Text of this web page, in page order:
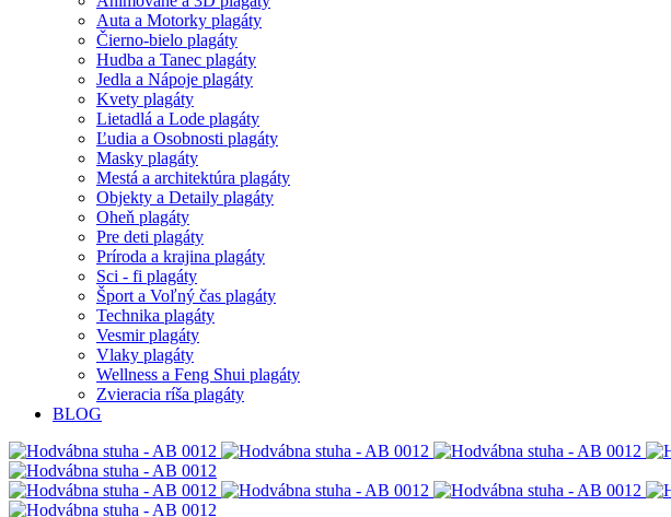
Auta a Motorky plagáty
Čierno-bielo plagáty
Hudba a Tanec plagáty
Jedla a Nápoje plagáty
Kvety plagáty
Lietadlá a Lode plagáty
Ľudia a Osobnosti plagáty
Masky plagáty
Mestá a architektúra plagáty
Objekty a Detaily plagáty
Oheň plagáty
Pre deti plagáty
Príroda a krajina plagáty
Sci - fi plagáty
Šport a Voľný čas plagáty
Technika plagáty
Vesmir plagáty
Vlaky plagáty
Wellness a Feng Shui plagáty
Zvieracia ríša plagáty
BLOG